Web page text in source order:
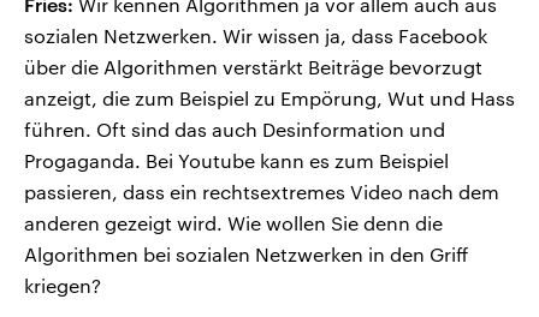
sozialen Netzwerken. Wir wissen ja, dass Facebook
über die Algorithmen verstärkt Beiträge bevorzugt
anzeigt, die zum Beispiel zu Empörung, Wut und Hass
führen. Oft sind das auch Desinformation und
Progaganda. Bei Youtube kann es zum Beispiel
passieren, dass ein rechtsextremes Video nach dem
anderen gezeigt wird. Wie wollen Sie denn die
Algorithmen bei sozialen Netzwerken in den Griff
kriegen?